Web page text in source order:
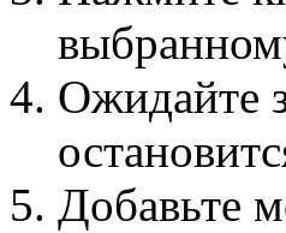
Ожидайте
Добавьте